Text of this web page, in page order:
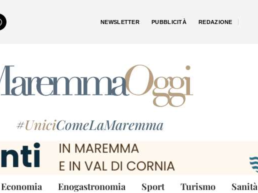
NEWSLETTER PUBBLICITÀ REDAZIONE
#UniciComeLaMaremma
Economia Enogastronomia Sport Turismo Sanità